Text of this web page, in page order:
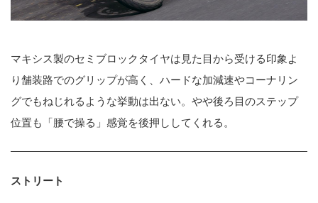
マキシス製のセミブロックタイヤは見た目から受ける印象よ
り舗装路でのグリップが高く、ハードな加減速やコーナリン
グでもねじれるような挙動は出ない。やや後ろ目のステップ
位置も「腰で操る」感覚を後押ししてくれる。
ストリート